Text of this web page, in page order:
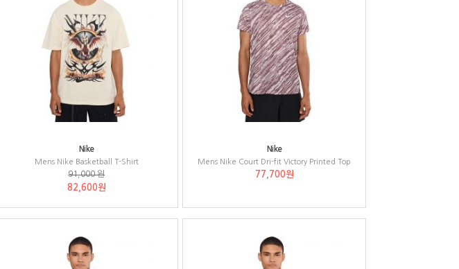
Nike
Mens Nike Basketball T-Shirt
91,000 원
82,600원
Nike
Mens Nike Court Dri-fit Victory Printed Top
77,700원